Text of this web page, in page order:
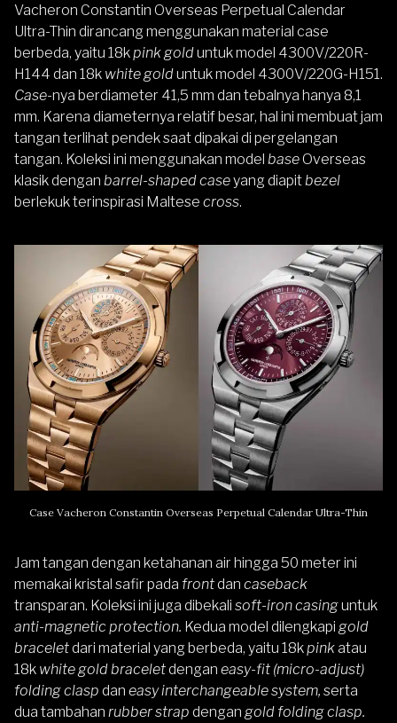
Vacheron Constantin Overseas Perpetual Calendar
Ultra-Thin dirancang menggunakan material case
berbeda, yaitu 18kpink golduntuk model 4300V/220R-
H144 dan 18k white golduntuk model 4300V/220G-H151.
Case-nya berdiameter 41,5 mm dan tebalnya hanya 8,1
mm. Karena diameternya relatif besar, hal ini membuat jam
tangan terlihat pendek saat dipakai di pergelangan
tangan. Koleksi ini menggunakan model baseOverseas
klasik dengan barrel-shaped caseyang diapitbezel
berlekuk terinspirasi Maltese cross.
Case Vacheron Constantin Overseas Perpetual Calendar Ultra-Thin
Jam tangan dengan ketahanan air hingga 50 meter ini
memakai kristal safir pada frontdan caseback
transparan. Koleksi ini juga dibekali soft-iron casinguntuk
anti-magnetic protection. Kedua model dilengkapi gold
braceletdari material yang berbeda, yaitu 18kpinkatau
18k white gold braceletdengan easy-fit (micro-adjust)
folding clasp dan easy interchangeable system, serta
dua tambahan rubber strap dengan gold folding clasp.